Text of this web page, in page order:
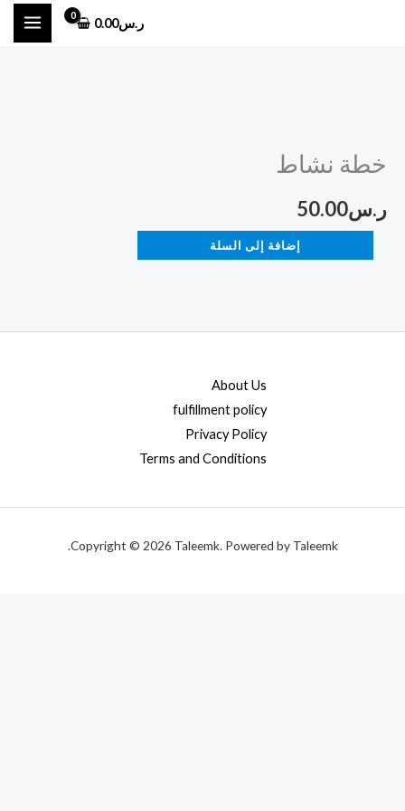
ر.س0.00
خطة نشاط
ر.س50.00
نشاط
إضافة إلى السلة
About Us
fulfillment policy
Privacy Policy
Terms and Conditions
Copyright © 2026 Taleemk. Powered by Taleemk.